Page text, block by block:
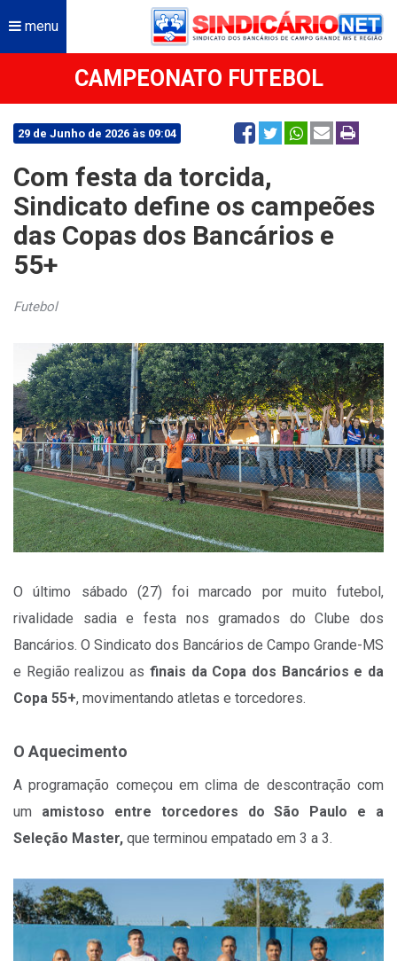
menu
CAMPEONATO FUTEBOL
29 de Junho de 2026 às 09:04
Com festa da torcida,
Sindicato define os campeões
das Copas dos Bancários e
55+
Futebol
O último sábado (27) foi marcado por muito futebol,
rivalidade sadia e festa nos gramados do Clube dos
Bancários. O Sindicato dos Bancários de Campo Grande-MS
e Região realizou as finais da Copa dos Bancários e da
Copa 55+, movimentando atletas e torcedores.
O Aquecimento
A programação começou em clima de descontração com
um amistoso entre torcedores do São Paulo e a
Seleção Master, que terminou empatado em 3 a 3.